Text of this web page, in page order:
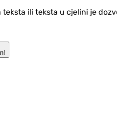
teksta ili teksta u cjelini je